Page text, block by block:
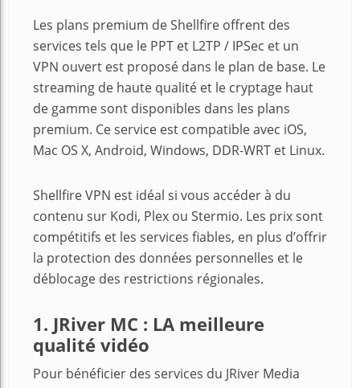
Les plans premium de Shellfire offrent des
services tels que le PPT et L2TP / IPSec et un
VPN ouvert est proposé dans le plan de base. Le
streaming de haute qualité et le cryptage haut
de gamme sont disponibles dans les plans
premium. Ce service est compatible avec iOS,
Mac OS X, Android, Windows, DDR-WRT et Linux.
Shellfire VPN est idéal si vous accéder à du
contenu sur Kodi, Plex ou Stermio. Les prix sont
compétitifs et les services fiables, en plus d’offrir
la protection des données personnelles et le
déblocage des restrictions régionales.
1. JRiver MC : LA meilleure
qualité vidéo
Pour bénéficier des services du JRiver Media